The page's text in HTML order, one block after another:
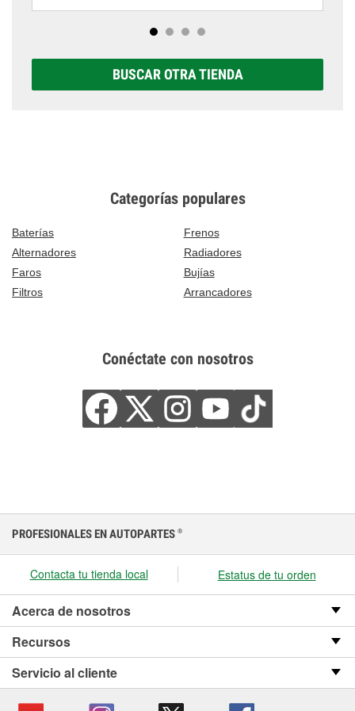
BUSCAR OTRA TIENDA
Categorías populares
Baterías
Frenos
Alternadores
Radiadores
Faros
Bujías
Filtros
Arrancadores
Conéctate con nosotros
PROFESIONALES EN AUTOPARTES ®
Contacta tu tienda local Estatus de tu orden
Acerca de nosotros
Recursos
Servicio al cliente